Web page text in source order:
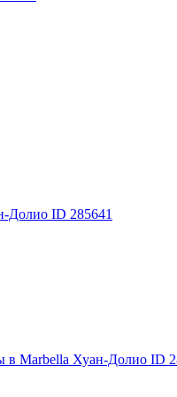
Долио ID 285641
в Marbella Хуан-Долио ID